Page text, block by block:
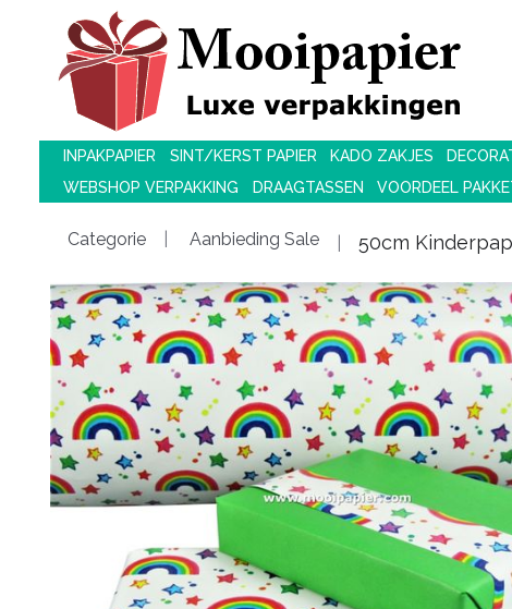
INPAKPAPIER SINT/KERST PAPIER KADO ZAKJES
WEBSHOP VERPAKKING
DRAAGTASSEN VOORDEEL
Categorie Aanbieding Sale 50cm